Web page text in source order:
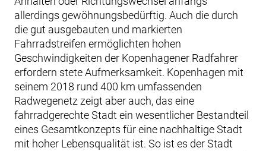
allerdings gewöhnungsbedürftig. Auch die durch
die gut ausgebauten und markierten
Fahrradstreifen ermöglichten hohen
Geschwindigkeiten der Kopenhagener Radfahrer
erfordern stete Aufmerksamkeit. Kopenhagen mit
seinem 2018 rund 400 km umfassenden
Radwegenetz zeigt aber auch, das eine
fahrradgerechte Stadt ein wesentlicher Bestandteil
eines Gesamtkonzepts für eine nachhaltige Stadt
mit hoher Lebensqualität ist. So ist es der Stadt